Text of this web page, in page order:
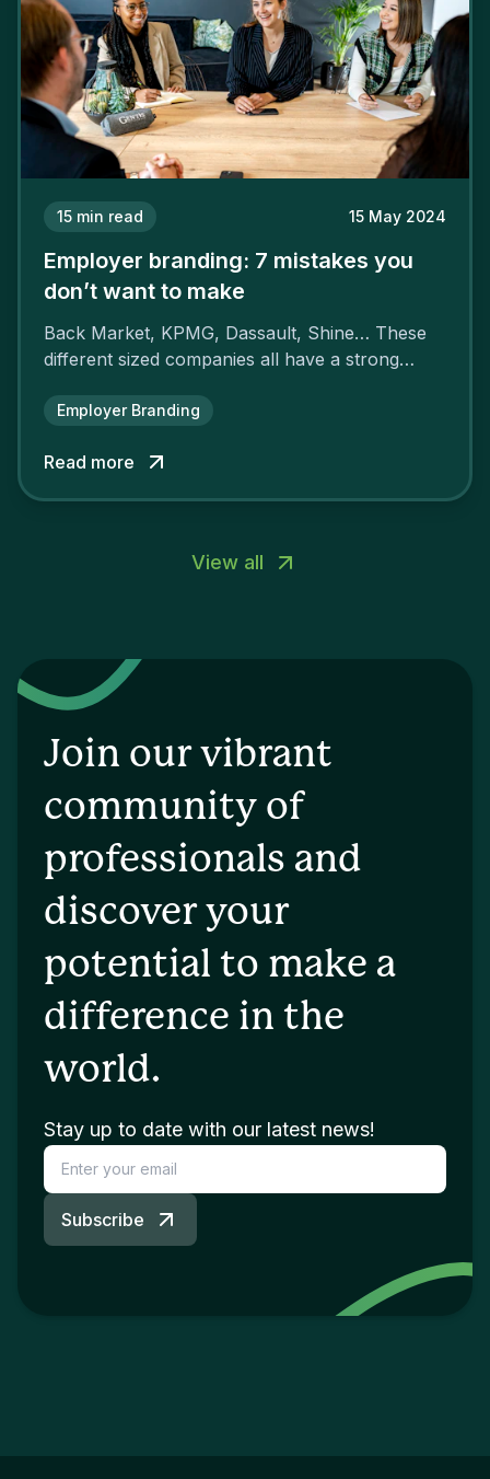
15 min read 15 May 2024
Employer branding: 7 mistakes you
don’t want to make
Back Market, KPMG, Dassault, Shine… These
different sized companies all have a strong
attractiveness and loyalty and makes their
Employer Branding
Read more
View all
Join our vibrant
community of
professionals and
discover your
potential to make a
difference in the
world.
Stay up to date with our latest news!
Subscribe